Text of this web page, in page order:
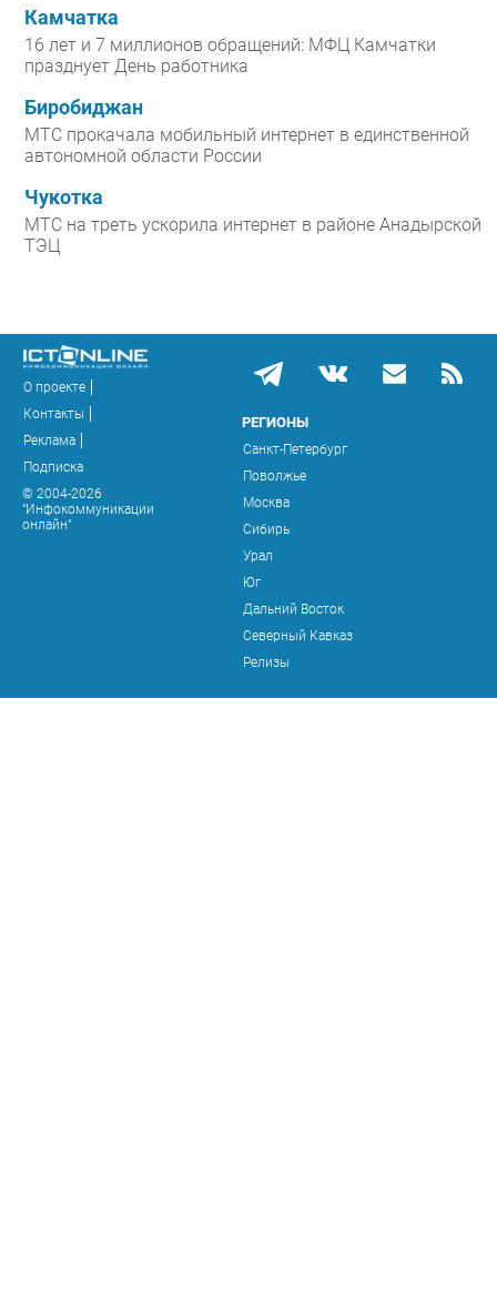
Камчатка
16 лет и 7 миллионов обращений: МФЦ Камчатки
празднует День работника
Биробиджан
МТС прокачала мобильный интернет в единственной
автономной области России
Чукотка
МТС на треть ускорила интернет в районе Анадырской
ТЭЦ
О проекте
Контакты
Реклама
Подписка
© 2004-2026
"Инфокоммуникации
онлайн"
РЕГИОНЫ
Санкт-Петербург
Поволжье
Москва
Сибирь
Урал
Юг
Дальний Восток
Северный Кавказ
Релизы